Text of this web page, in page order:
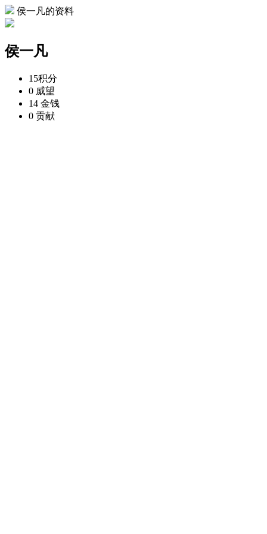
侯一凡的资料
侯一凡
15积分
0 威望
14 金钱
0 贡献